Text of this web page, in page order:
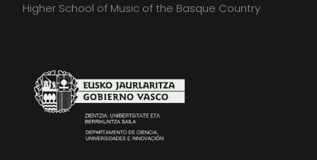
Higher School of Music of the Basque Country